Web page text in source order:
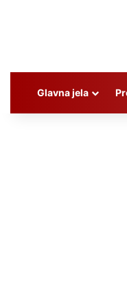
Glavna jela